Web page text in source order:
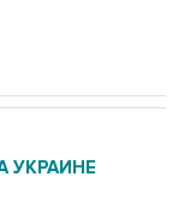
УКРАИНЕ